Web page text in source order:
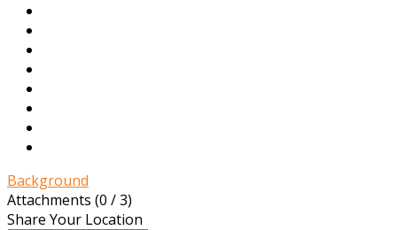
Background
Attachments (0 / 3)
Share Your Location